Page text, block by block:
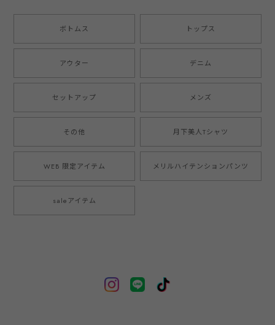
ボトムス トップス
アウター デニム
セットアップ メンズ
その他 月下美人Tシャツ
WEB 限定アイテム メリルハイテンションパンツ
saleアイテム